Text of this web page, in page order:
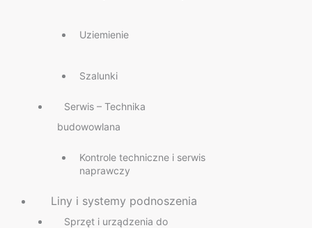
Uziemienie
Szalunki
Serwis – Technika
budowowlana
Kontrole techniczne i serwis
naprawczy
Liny i systemy podnoszenia
Sprzęt i urządzenia do